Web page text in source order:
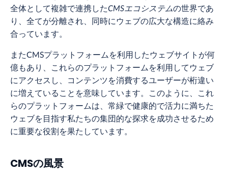
全体として複雑で連携したCMSエコシステムの世界であ
り、全てが分離され、同時にウェブの広大な構造に絡み
合っています。
またCMSプラットフォームを利用したウェブサイトが何
億もあり、これらのプラットフォームを利用してウェブ
にアクセスし、コンテンツを消費するユーザーが桁違い
に増えていることを意味しています。このように、これ
らのプラットフォームは、常緑で健康的で活力に満ちた
ウェブを目指す私たちの集団的な探求を成功させるため
に重要な役割を果たしています。
CMSの風景